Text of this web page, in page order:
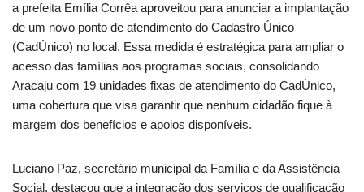
a prefeita Emília Corrêa aproveitou para anunciar a implantação
de um novo ponto de atendimento do Cadastro Único
(CadÚnico) no local. Essa medida é estratégica para ampliar o
acesso das famílias aos programas sociais, consolidando
Aracaju com 19 unidades fixas de atendimento do CadÚnico,
uma cobertura que visa garantir que nenhum cidadão fique à
margem dos benefícios e apoios disponíveis.
Luciano Paz, secretário municipal da Família e da Assistência
Social, destacou que a integração dos serviços de qualificação